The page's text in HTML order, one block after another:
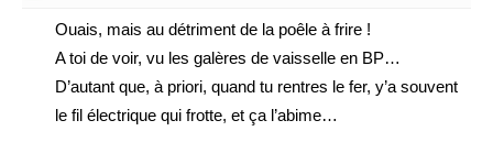
Ouais, mais au détriment de la poêle à frire !
A toi de voir, vu les galères de vaisselle en BP…
D’autant que, à priori, quand tu rentres le fer, y’a souvent
le fil électrique qui frotte, et ça l’abime…